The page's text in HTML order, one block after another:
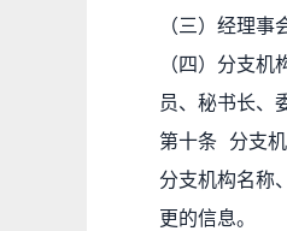
（三）经理
（四）分支
员、秘书长、
第十条 分支
分支机构名称
更的信息。